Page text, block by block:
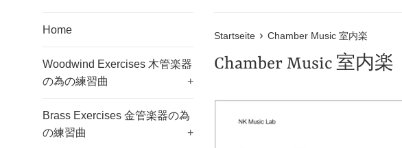
Home
Woodwind Exercises 木管楽器
の為の練習曲
+
Brass Exercises 金管楽器の為
の練習曲
+
Startseite › Chamber Music 室内楽
Chamber Music 室内楽